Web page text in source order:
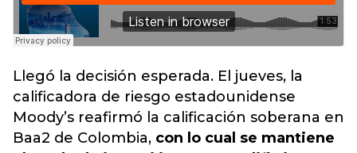
Llegó la decisión esperada. El jueves, la
calificadora de riesgo estadounidense
Moody’s reafirmó la calificación soberana en
Baa2 de Colombia, con lo cual se mantiene